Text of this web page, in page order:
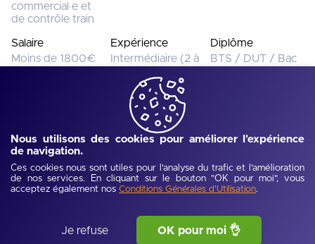
Nous utilisons des cookies pour améliorer l'expérience
de navigation.
Ces cookies nous sont utiles pour l'analyse du trafic et l'amélioration
de nos services. En cliquant sur le bouton "OK pour moi", vous
acceptez également nos Conditions Générales d'Utilisation.
Je refuse OK pour moi 👌
commercial·e et
de contrôle train
Salaire
Moins de 1800€
Expérience
Intermédiaire (2 à
Diplôme
BTS / DUT / Bac
Cette offre n’est plus disponible.
Description de l'offre
Ref :UJEV68ba39760d485- Publié : 08/09/2025
Leasecom, 1er acteur indépendant français en location